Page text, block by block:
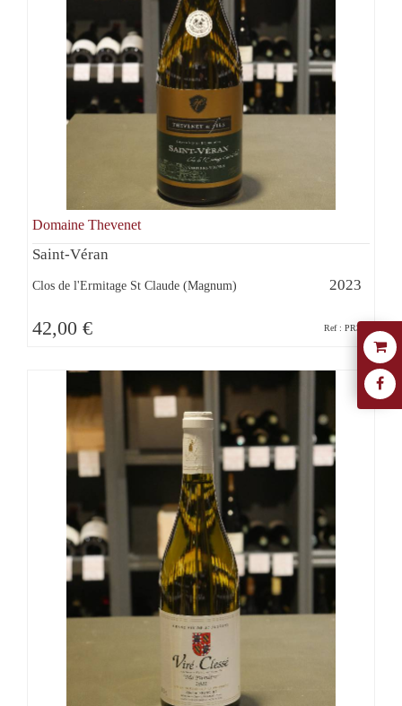
Domaine Thevenet
Saint-Véran
Clos de l'Ermitage St Claude (Magnum) 2023
42,00 € Ref : PR382